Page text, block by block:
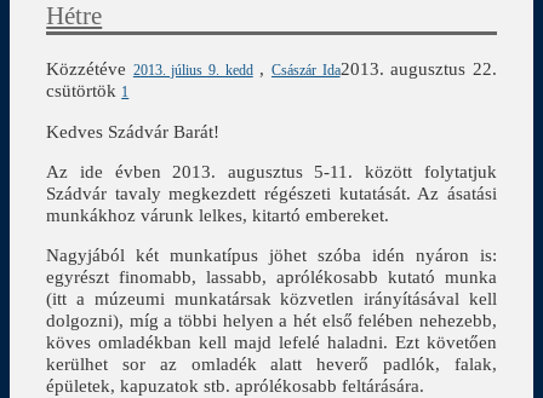
Hétre
Közzétéve 2013. július 9. kedd , Császár Ida2013. augusztus 22.
csütörtök 1
Kedves Szádvár Barát!
Az ide évben 2013. augusztus 5-11. között folytatjuk
Szádvár tavaly megkezdett régészeti kutatását. Az ásatási
munkákhoz várunk lelkes, kitartó embereket.
Nagyjából két munkatípus jöhet szóba idén nyáron is:
egyrészt finomabb, lassabb, aprólékosabb kutató munka
(itt a múzeumi munkatársak közvetlen irányításával kell
dolgozni), míg a többi helyen a hét első felében nehezebb,
köves omladékban kell majd lefelé haladni. Ezt követően
kerülhet sor az omladék alatt heverő padlók, falak,
épületek, kapuzatok stb. aprólékosabb feltárására.